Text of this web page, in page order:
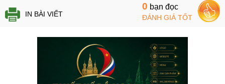
IN BÀI VIẾT
0 bạn đọc
ĐÁNH GIÁ TỐT